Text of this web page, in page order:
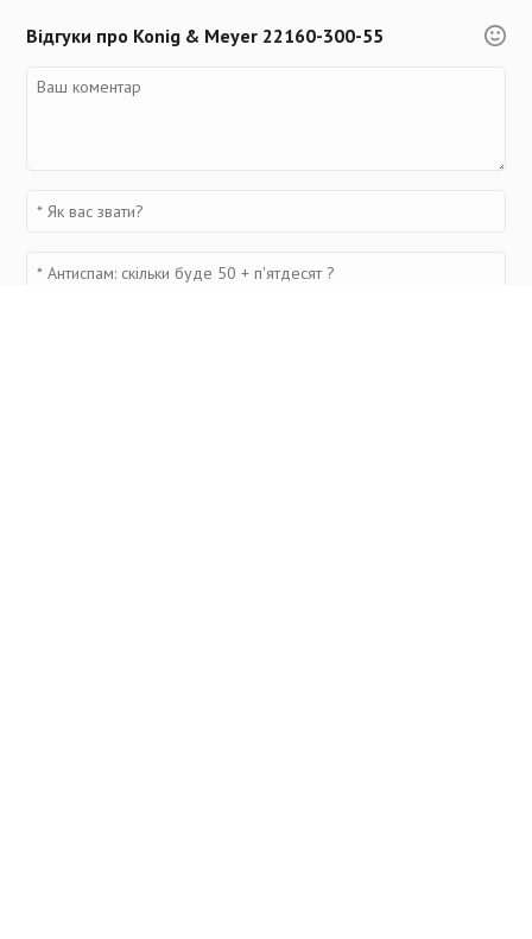
Відгуки про Konig & Meyer 22160-300-55